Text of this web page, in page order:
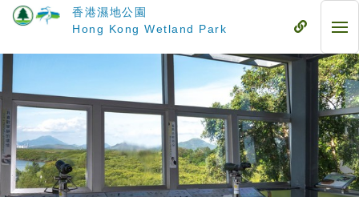
內
容
香港濕地公園
Hong Kong Wetland Park
流
式
流
動
式
目
錄